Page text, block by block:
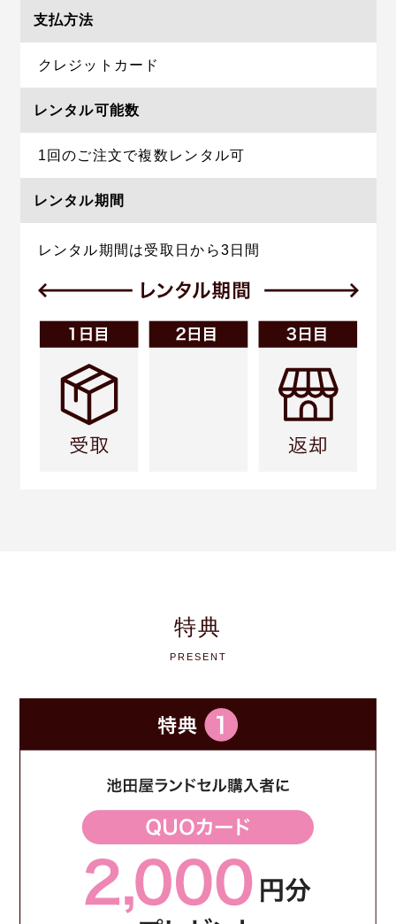
支払方法
クレジットカード
レンタル可能数
1回のご注文で複数レンタル可
レンタル期間
レンタル期間は受取日から3日間
特典
PRESENT